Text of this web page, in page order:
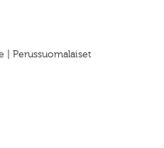
| Perussuomalaiset